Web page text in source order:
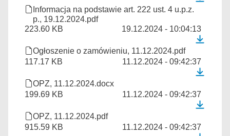
Informacja na podstawie art. 222 ust. 4 u.p.z.
p., 19.12.2024.pdf
223.60 KB
19.12.2024 - 10:04:13
Ogłoszenie o zamówieniu, 11.12.2024.pdf
117.17 KB
11.12.2024 - 09:42:37
OPZ, 11.12.2024.docx
199.69 KB
11.12.2024 - 09:42:37
OPZ, 11.12.2024.pdf
915.59 KB
11.12.2024 - 09:42:37